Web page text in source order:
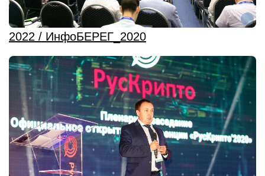
2022 / ИнфоБЕРЕГ_2020